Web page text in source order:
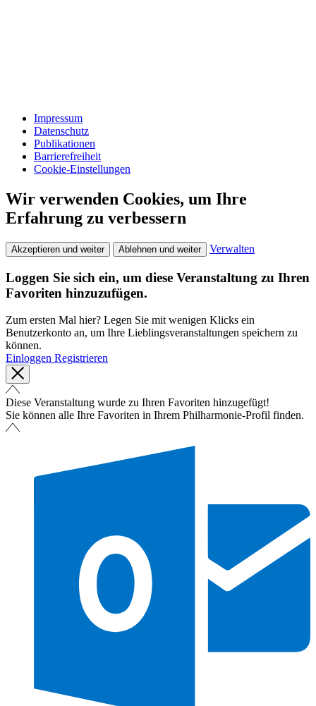
Impressum
Datenschutz
Publikationen
Barrierefreiheit
Cookie-Einstellungen
Wir verwenden Cookies, um Ihre
Erfahrung zu verbessern
Akzeptieren und weiter Ablehnen und weiter Verwalten
Loggen Sie sich ein, um diese Veranstaltung zu Ihren
Favoriten hinzuzufügen.
Zum ersten Mal hier? Legen Sie mit wenigen Klicks ein
Benutzerkonto an, um Ihre Lieblingsveranstaltungen speichern zu
können.
Einloggen Registrieren
Diese Veranstaltung wurde zu Ihren Favoriten hinzugefügt!
Sie können alle Ihre Favoriten in Ihrem Philharmonie-Profil finden.